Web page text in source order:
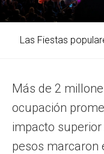
Las Fiestas
Más de 2
ocupación
impacto
pesos marcaron